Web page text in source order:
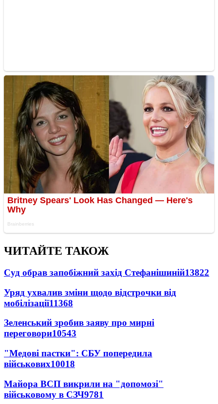
ЧИТАЙТЕ ТАКОЖ
Суд обрав запобіжний захід Стефанішиній13822
Уряд ухвалив зміни щодо відстрочки від
мобілізації11368
Зеленський зробив заяву про мирні
переговори10543
"Медові пастки": СБУ попередила
військових10018
Майора ВСП викрили на "допомозі"
військовому в СЗЧ9781